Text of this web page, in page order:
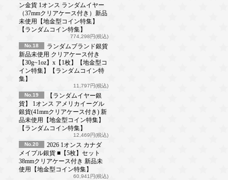
ン金貨 1オンス ランダムイヤー
（37mmクリアケース付き）新品
未使用【地金型コイン特集】
【ランダムコイン特集】
774,298円(税込)
No.18
ランダムブランド銀貨
新品未使用 クリアケース付き
【30g~1oz】x【1枚】【地金型コ
イン特集】【ランダムコイン特
集】
11,797円(税込)
No.19
【ランダムイヤー銀
貨】 1オンス アメリカイーグル
銀貨(41mmクリアケース付き) 新
品未使用【地金型コイン特集】
【ランダムコイン特集】
12,469円(税込)
No.20
2026 1オンス カナダ
メイプル銀貨 ■【5枚】セット
38mmクリアケース付き 新品未
使用【地金型コイン特集】
60,941円(税込)